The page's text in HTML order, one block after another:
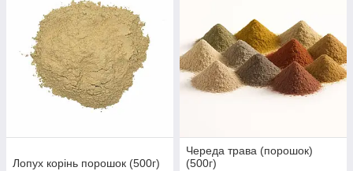
Лопух корінь порошок (500г)
Череда трава (порошок)
(500г)